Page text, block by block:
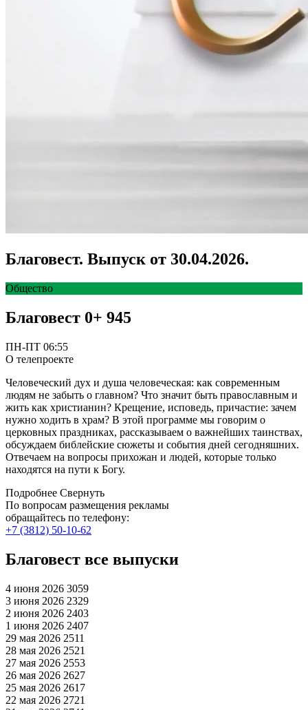
Благовест. Выпуск от 30.04.2026.
Общество
Благовест 0+ 945
ПН-ПТ 06:55
О телепроекте
Человеческий дух и душа человеческая: как современным
людям не забыть о главном? Что значит быть православным и
жить как христианин? Крещение, исповедь, причастие: зачем
нужно ходить в храм? В этой программе мы говорим о
церковных праздниках, рассказываем о важнейших таинствах,
обсуждаем библейские сюжеты и события дней сегодняшних.
Отвечаем на вопросы прихожан и людей, которые только
находятся на пути к Богу.
Подробнее Свернуть
По вопросам размещения рекламы
обращайтесь по телефону:
+7 (3812) 50-10-62
Благовест все выпуски
4 июня 2026 3059
3 июня 2026 2329
2 июня 2026 2403
1 июня 2026 2407
29 мая 2026 2511
28 мая 2026 2521
27 мая 2026 2553
26 мая 2026 2627
25 мая 2026 2617
22 мая 2026 2721